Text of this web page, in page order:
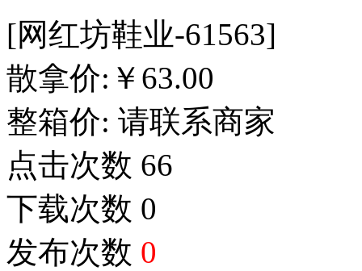
[网红坊鞋业-61563]
散拿价: ￥ 63.00
整箱价: 请联系商家
点击次数 66
下载次数 0
发布次数 0